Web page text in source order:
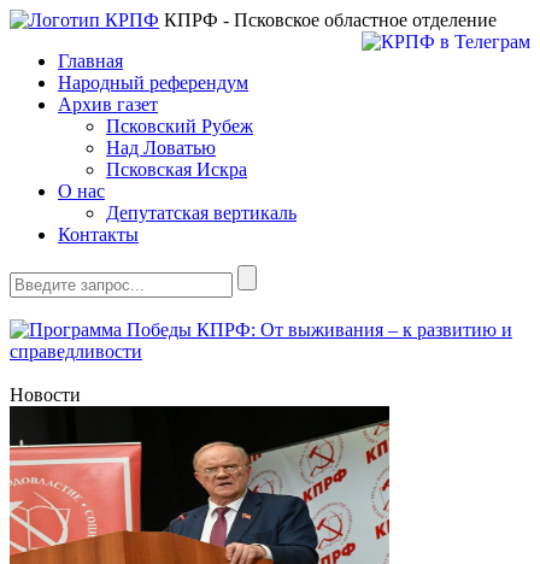
КПРФ - Псковское областное отделение
Главная
Народный референдум
Архив газет
Псковский Рубеж
Над Ловатью
Псковская Искра
О нас
Депутатская вертикаль
Контакты
Новости